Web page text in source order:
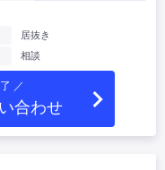
居抜き
相談
／
合わせ